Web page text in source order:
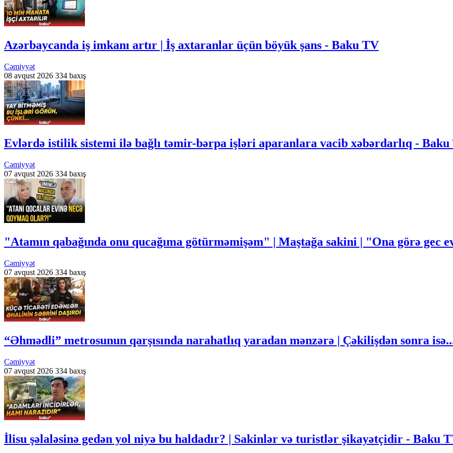
Azərbaycanda iş imkanı artır | İş axtaranlar üçün böyük şans - Baku TV
Cəmiyyət
08 avqust 2026 334 baxış
Evlərdə istilik sistemi ilə bağlı təmir-bərpa işləri aparanlara vacib xəbərdarlıq -
Cəmiyyət
07 avqust 2026 334 baxış
"Atamın qabağında onu qucağıma götürməmişəm" | Maştağa sakini | "Ona görə
Cəmiyyət
07 avqust 2026 334 baxış
“Əhmədli” metrosunun qarşısında narahatlıq yaradan mənzərə | Çəkilişdən sonra
Cəmiyyət
07 avqust 2026 334 baxış
İlisu şəlaləsinə gedən yol niyə bu haldadır? | Sakinlər və turistlər şikayətçidir - Baku